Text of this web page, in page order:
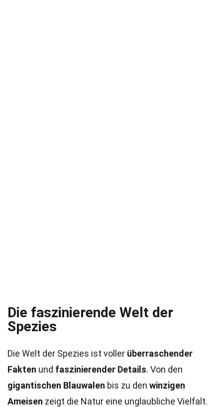
Die faszinierende Welt der
Spezies
Die Welt der Spezies ist voller überraschender
Fakten und faszinierender Details. Von den
gigantischen Blauwalen bis zu den winzigen
Ameisen zeigt die Natur eine unglaubliche Vielfalt.